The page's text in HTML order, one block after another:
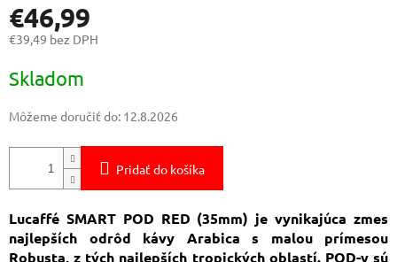
€46,99
€39,49 bez DPH
cena:
Skladom
Môžeme doručiť do: 12.8.2026
Pridať do košíka
Lucaffé SMART POD RED (35mm) je vynikajúca zmes
najlepších odrôd kávy Arabica s malou prímesou
Robusta, z tých najlepších tropických oblastí. POD-y sú